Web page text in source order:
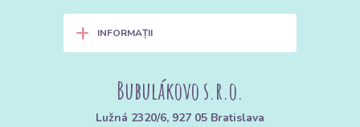
de culori diferite. Jacquard-urile sunt de obicei mai grele, luxoase
la atingere și adesea pot fi folosite pe ambele fețe. Sunt
perfecte pentru draperii de lux, cuverturi de pat sau tapițerii.
Materiale Blackout (Opace):O categorie funcțională cu un strat
negru intern ascuns care blochează lumina. Dacă cauți întuneric
absolut în dormitor, aceasta este alegerea ta.
+ INFORMAȚII
Bubulákovo s.r.o.
Lužná 2320/6, 927 05 Bratislava